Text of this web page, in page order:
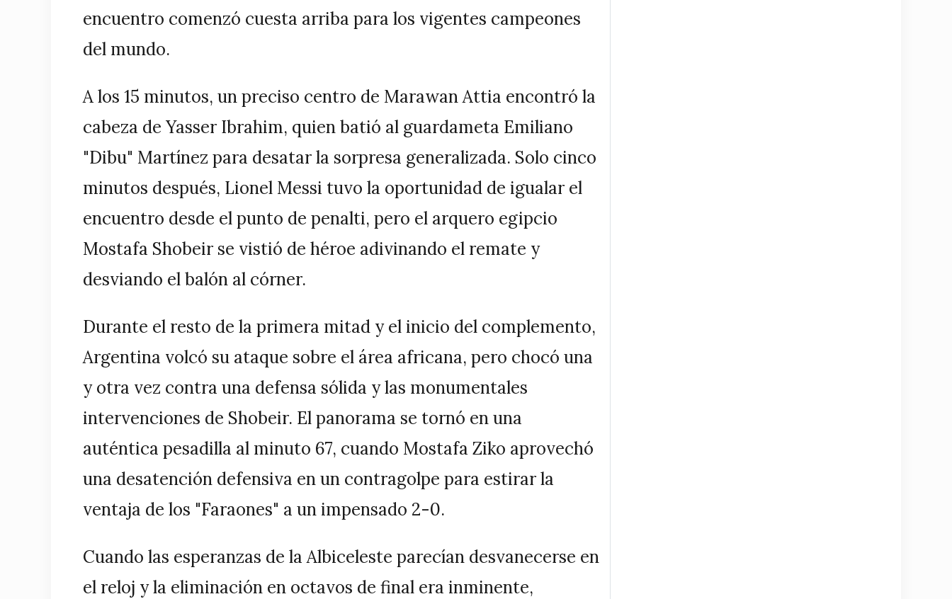
encuentro comenzó cuesta arriba para los vigentes campeones
del mundo.
A los 15 minutos, un preciso centro de Marawan Attia encontró la
cabeza de Yasser Ibrahim, quien batió al guardameta Emiliano
"Dibu" Martínez para desatar la sorpresa generalizada. Solo cinco
minutos después, Lionel Messi tuvo la oportunidad de igualar el
encuentro desde el punto de penalti, pero el arquero egipcio
Mostafa Shobeir se vistió de héroe adivinando el remate y
desviando el balón al córner.
Durante el resto de la primera mitad y el inicio del complemento,
Argentina volcó su ataque sobre el área africana, pero chocó una
y otra vez contra una defensa sólida y las monumentales
intervenciones de Shobeir. El panorama se tornó en una
auténtica pesadilla al minuto 67, cuando Mostafa Ziko aprovechó
una desatención defensiva en un contragolpe para estirar la
ventaja de los "Faraones" a un impensado 2-0.
Cuando las esperanzas de la Albiceleste parecían desvanecerse en
el reloj y la eliminación en octavos de final era inminente,